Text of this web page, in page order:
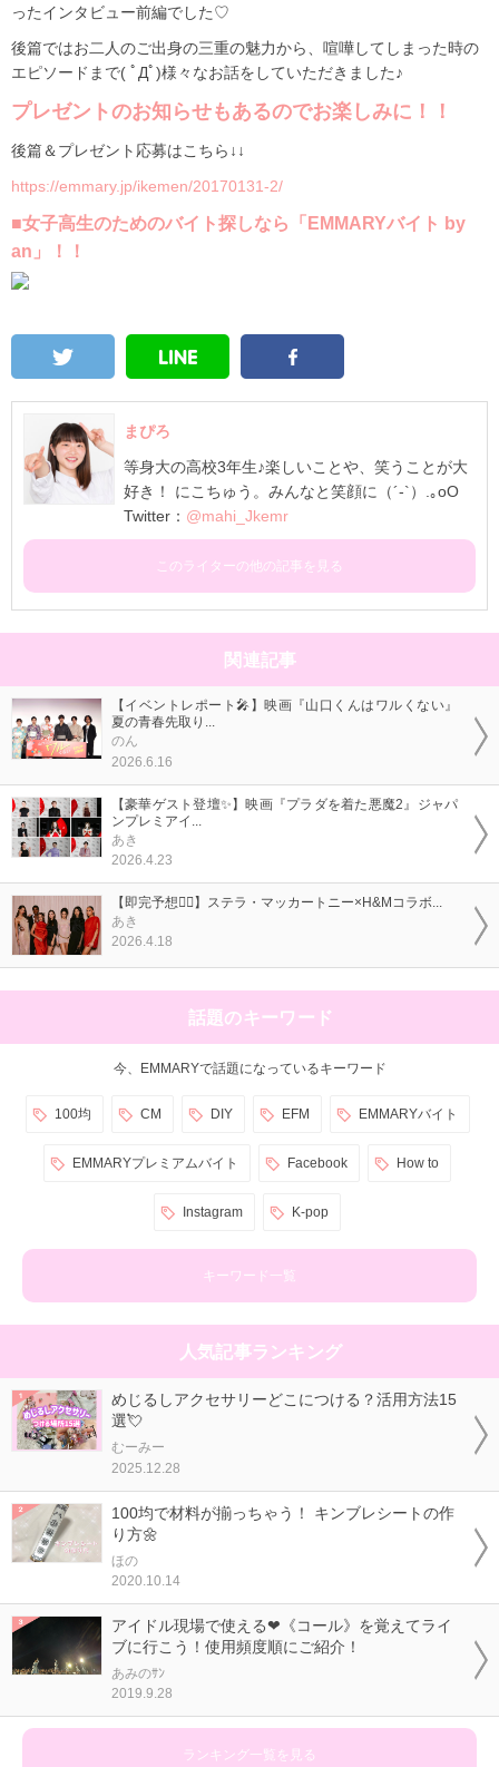
ったインタビュー前編でした♡
後篇ではお二人のご出身の三重の魅力から、喧嘩してしまった時の
エピソードまで( ﾟДﾟ)様々なお話をしていただきました♪
プレゼントのお知らせもあるのでお楽しみに！！
後篇＆プレゼント応募はこちら↓↓
https://emmary.jp/ikemen/20170131-2/
■女子高生のためのバイト探しなら「EMMARYバイト by
an」！！
まぴろ
等身大の高校3年生♪楽しいことや、笑うことが大
好き！ にこちゅう。みんなと笑顔に（´-`）.｡oO
Twitter： @mahi_Jkemr
このライターの他の記事を見る
関連記事
【イベントレポート🎤】映画『山口くんはワルくない』
夏の青春先取り...
のん
2026.6.16
【豪華ゲスト登壇✨】映画『プラダを着た悪魔2』ジャパ
ンプレミアイ...
あき
2026.4.23
【即完予想❤️‍🔥】ステラ・マッカートニー×H&Mコラボ...
あき
2026.4.18
話題のキーワード
今、EMMARYで話題になっているキーワード
100均 CM DIY EFM EMMARYバイト
EMMARYプレミアムバイト Facebook How to
Instagram K-pop
キーワード一覧
人気記事ランキング
めじるしアクセサリーどこにつける？活用方法15
選💘
むーみー
2025.12.28
100均で材料が揃っちゃう！ キンブレシートの作
り方🌼
ほの
2020.10.14
アイドル現場で使える❤《コール》を覚えてライ
ブに行こう！使用頻度順にご紹介！
あみのｻﾝ
2019.9.28
ランキング一覧を見る